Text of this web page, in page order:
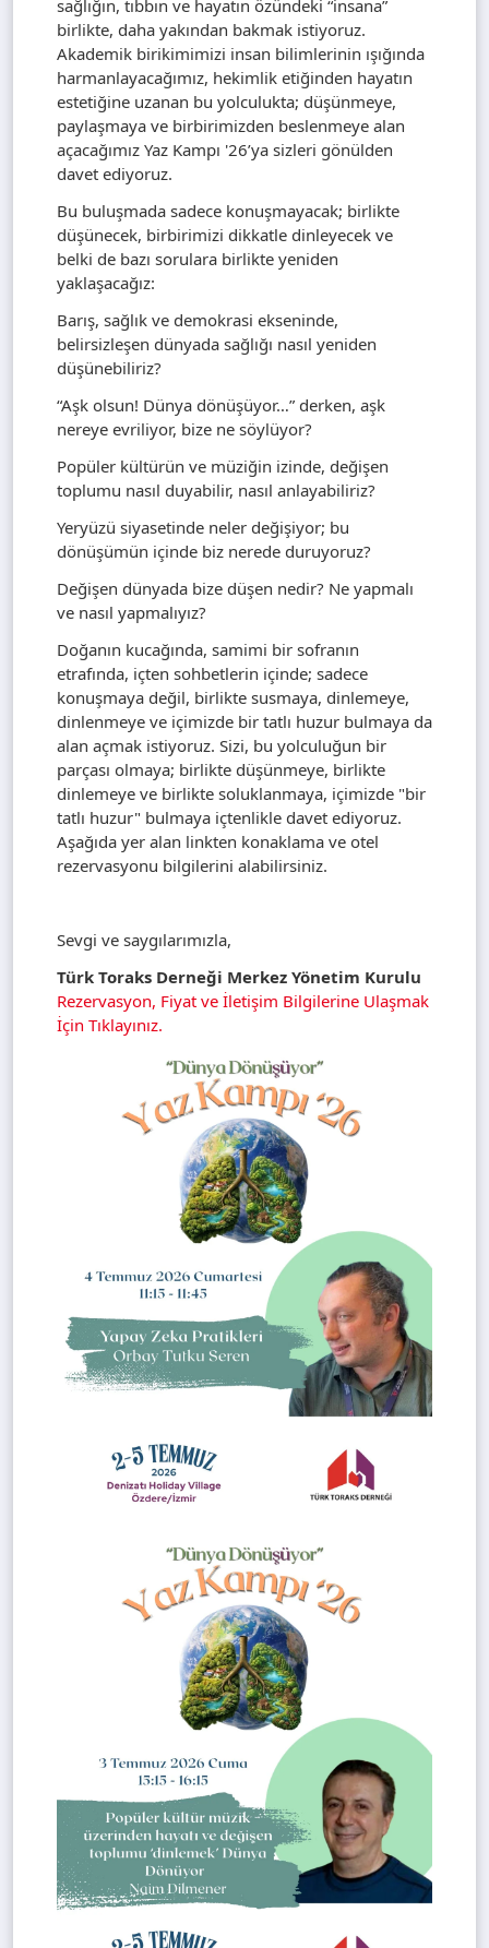
sağlığın, tıbbın ve hayatın özündeki “insana”
birlikte, daha yakından bakmak istiyoruz.
Akademik birikimimizi insan bilimlerinin ışığında
harmanlayacağımız, hekimlik etiğinden hayatın
estetiğine uzanan bu yolculukta; düşünmeye,
paylaşmaya ve birbirimizden beslenmeye alan
açacağımız Yaz Kampı '26’ya sizleri gönülden
davet ediyoruz.
Bu buluşmada sadece konuşmayacak; birlikte
düşünecek, birbirimizi dikkatle dinleyecek ve
belki de bazı sorulara birlikte yeniden
yaklaşacağız:
Barış, sağlık ve demokrasi ekseninde,
belirsizleşen dünyada sağlığı nasıl yeniden
düşünebiliriz?
“Aşk olsun! Dünya dönüşüyor…” derken, aşk
nereye evriliyor, bize ne söylüyor?
Popüler kültürün ve müziğin izinde, değişen
toplumu nasıl duyabilir, nasıl anlayabiliriz?
Yeryüzü siyasetinde neler değişiyor; bu
dönüşümün içinde biz nerede duruyoruz?
Değişen dünyada bize düşen nedir? Ne yapmalı
ve nasıl yapmalıyız?
Doğanın kucağında, samimi bir sofranın
etrafında, içten sohbetlerin içinde; sadece
konuşmaya değil, birlikte susmaya, dinlemeye,
dinlenmeye ve içimizde bir tatlı huzur bulmaya da
alan açmak istiyoruz. Sizi, bu yolculuğun bir
parçası olmaya; birlikte düşünmeye, birlikte
dinlemeye ve birlikte soluklanmaya, içimizde "bir
tatlı huzur" bulmaya içtenlikle davet ediyoruz.
Aşağıda yer alan linkten konaklama ve otel
rezervasyonu bilgilerini alabilirsiniz.
Sevgi ve saygılarımızla,
Türk Toraks Derneği Merkez Yönetim Kurulu
Rezervasyon, Fiyat ve İletişim Bilgilerine Ulaşmak
İçin Tıklayınız.